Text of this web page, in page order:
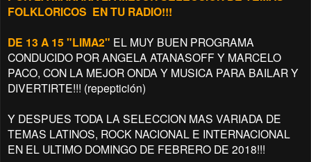
FOLKLORICOS EN TU RADIO!!!
DE 13 A 15 "LIMA2" EL MUY BUEN PROGRAMA
CONDUCIDO POR ANGELA ATANASOFF Y MARCELO
PACO, CON LA MEJOR ONDA Y MUSICA PARA BAILAR Y
DIVERTIRTE!!! (repeptición)
Y DESPUES TODA LA SELECCION MAS VARIADA DE
TEMAS LATINOS, ROCK NACIONAL E INTERNACIONAL
EN EL ULTIMO DOMINGO DE FEBRERO DE 2018!!!